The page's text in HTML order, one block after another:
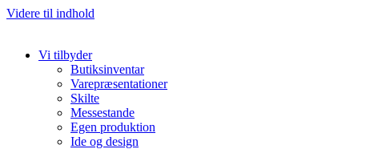
Videre til indhold
Vi tilbyder
Butiksinventar
Varepræsentationer
Skilte
Messestande
Egen produktion
Ide og design